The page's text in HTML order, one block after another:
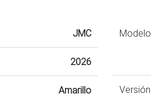
JMC
2026
Amarillo
Modelo
Versión